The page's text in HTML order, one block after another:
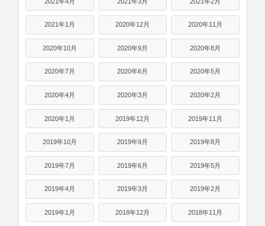
2021年1月 2020年12月 2020年11月
2020年10月 2020年9月 2020年8月
2020年7月 2020年6月 2020年5月
2020年4月 2020年3月 2020年2月
2020年1月 2019年12月 2019年11月
2019年10月 2019年9月 2019年8月
2019年7月 2019年6月 2019年5月
2019年4月 2019年3月 2019年2月
2019年1月 2018年12月 2018年11月